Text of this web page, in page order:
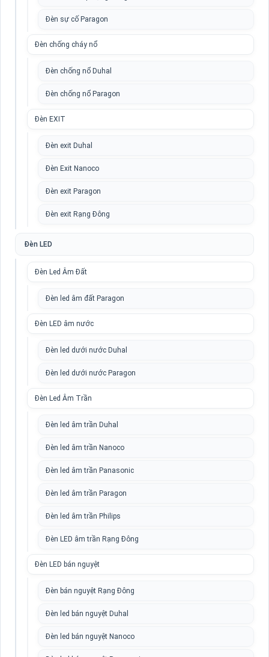
Đèn sự cố Paragon
Đèn chống cháy nổ
Đèn chống nổ Duhal
Đèn chống nổ Paragon
Đèn EXIT
Đèn exit Duhal
Đèn Exit Nanoco
Đèn exit Paragon
Đèn exit Rạng Đông
Đèn LED
Đèn Led Âm Đất
Đèn led âm đất Paragon
Đèn LED âm nước
Đèn led dưới nước Duhal
Đèn led dưới nước Paragon
Đèn Led Âm Trần
Đèn led âm trần Duhal
Đèn led âm trần Nanoco
Đèn led âm trần Panasonic
Đèn led âm trần Paragon
Đèn led âm trần Philips
Đèn LED âm trần Rạng Đông
Đèn LED bán nguyệt
Đèn bán nguyệt Rạng Đông
Đèn led bán nguyệt Duhal
Đèn led bán nguyệt Nanoco